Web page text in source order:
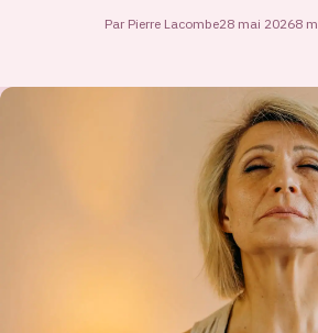
Par Pierre Lacombe28 mai 20268